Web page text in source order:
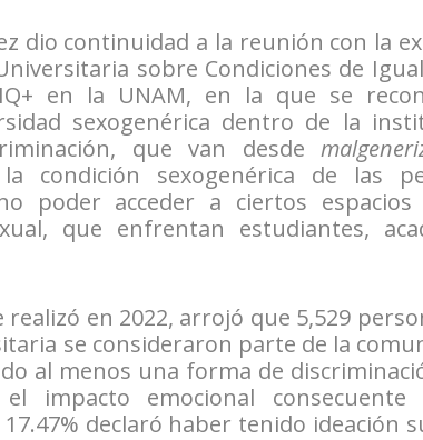
dio continuidad a la reunión con la
sobre Condiciones de
en la UNAM, en la que se
sexogenérica dentro de la
que van desde
condición sexogenérica de las
poder acceder a ciertos
que enfrentan estudiantes,
realizó en 2022, arrojó que 5,529
se consideraron parte de la
al menos una forma de
impacto emocional
declaró haber tenido ideación